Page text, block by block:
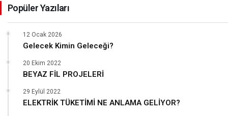
Popüler Yazıları
Gelecek Kimin Geleceği?
12 Ocak 2026
BEYAZ FİL PROJELERİ
20 Ekim 2022
ELEKTRİK TÜKETİMİ NE ANLAMA GELİYOR?
29 Eylül 2022